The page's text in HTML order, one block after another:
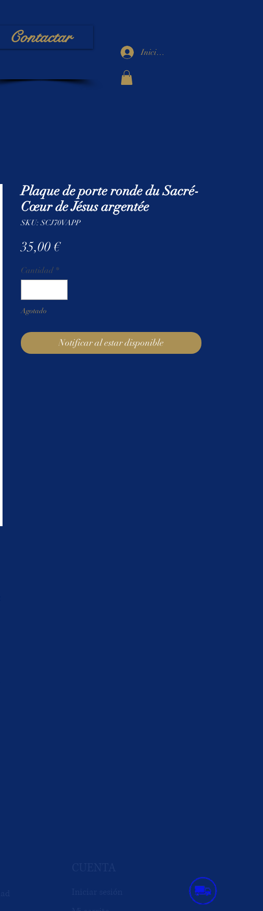
Contactar
Iniciar sesión
Plaque de porte ronde du Sacré-
Cœur de Jésus argentée
SKU: SCJ70VAPP
35,00 €Precio
Cantidad *
Agotado
Notificar al estar disponible